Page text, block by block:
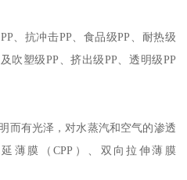
PP 、抗冲击PP 、食品级PP 、耐热级
及吹塑级PP 、挤出级PP 、透明级PP
而有光泽，对水蒸汽和空气的渗透
薄膜（CPP ）、双向拉伸薄膜